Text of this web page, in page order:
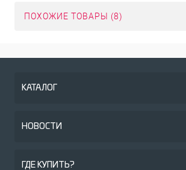
ПОХОЖИЕ ТОВАРЫ (8)
КАТАЛОГ
НОВОСТИ
ГДЕ КУПИТЬ?